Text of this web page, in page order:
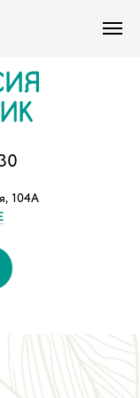
для слабовидящих
104А